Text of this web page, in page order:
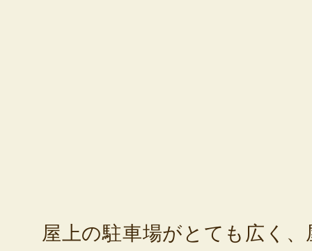
屋上の駐車場がとても広く